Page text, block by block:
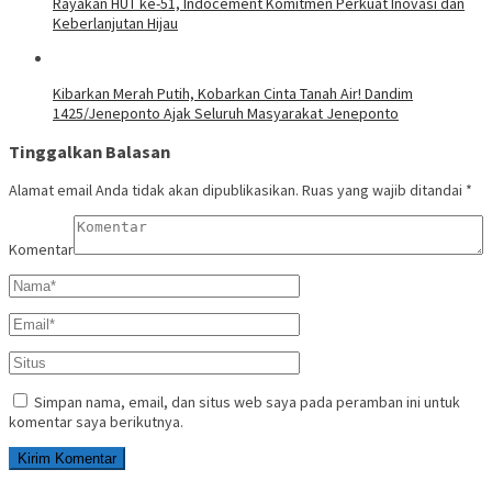
Keberlanjutan Hijau
Kibarkan Merah Putih, Kobarkan Cinta Tanah Air! Dandim
1425/Jeneponto Ajak Seluruh Masyarakat Jeneponto
Tinggalkan Balasan
Alamat email Anda tidak akan dipublikasikan. Ruas yang wajib ditandai *
Komentar
Simpan nama, email, dan situs web saya pada peramban ini untuk
komentar saya berikutnya.